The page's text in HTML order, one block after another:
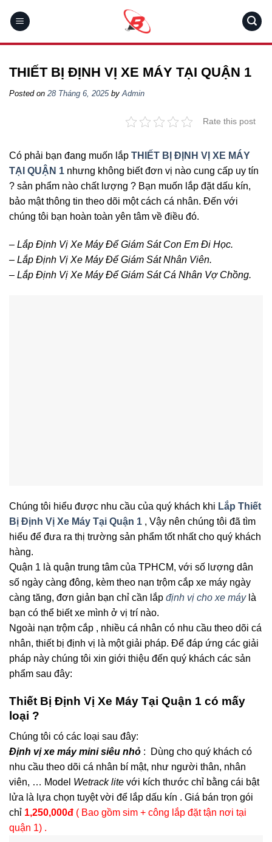
THIẾT BỊ ĐỊNH VỊ XE MÁY TẠI QUẬN 1
Posted on 28 Tháng 6, 2025byAdmin
Rate this post
Có phải bạn đang muốn lắp THIẾT BỊ ĐỊNH VỊ XE MÁY
TẠI QUẬN 1 nhưng không biết đơn vị nào cung cấp uy tín
? sản phẩm nào chất lượng ? Bạn muốn lắp đặt dấu kín,
bảo mật thông tin theo dõi một cách cá nhân. Đến với
chúng tôi bạn hoàn toàn yên tâm về điều đó.
– Lắp Định Vị Xe Máy Để Giám Sát Con Em Đi Học.
– Lắp Định Vị Xe Máy Để Giám Sát Nhân Viên.
– Lắp Định Vị Xe Máy Để Giám Sát Cá Nhân Vợ Chồng.
Chúng tôi hiểu được nhu cầu của quý khách khi Lắp Thiết
Bị Định Vị Xe Máy Tại Quận 1 , Vậy nên chúng tôi đã tìm
hiểu để đưa ra thị trường sản phẩm tốt nhất cho quý khách
hàng.
Quận 1 là quận trung tâm của TPHCM, với số lượng dân
số ngày càng đông, kèm theo nạn trộm cắp xe máy ngày
càng tăng, đơn giản bạn chỉ cần lắp định vị cho xe máylà
bạn có thể biết xe mình ở vị trí nào.
Ngoài nạn trộm cắp , nhiều cá nhân có nhu cầu theo dõi cá
nhân, thiết bị định vị là một giải pháp. Để đáp ứng các giải
pháp này chúng tôi xin giới thiệu đến quý khách các sản
phẩm sau đây:
Thiết Bị Định Vị Xe Máy Tại Quận 1 có mấy
loại ?
Chúng tôi có các loại sau đây:
Định vị xe máy mini siêu nhỏ : Dùng cho quý khách có
nhu cầu theo dõi cá nhân bí mật, như người thân, nhân
viên, … Model Wetrack lite với kích thước chỉ bằng cái bật
lửa là lựa chọn tuyệt vời để lắp dấu kín . Giá bán trọn gói
chỉ 1,250,000đ ( Bao gồm sim + công lắp đặt tận nơi tại
quận 1) .